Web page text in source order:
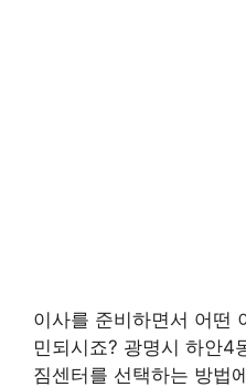
이사를 준비하면서 어떤
민되시죠? 광명시 하안4
짐센터를 선택하는 방법